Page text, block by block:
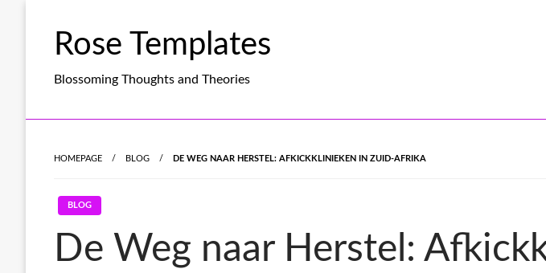
Rose Templates
Blossoming Thoughts and Theories
HOMEPAGE BLOG DE WEG NAAR HERSTEL: AFKICKKLINIEKEN IN ZUID-AFRIKA
BLOG
De Weg naar Herstel: